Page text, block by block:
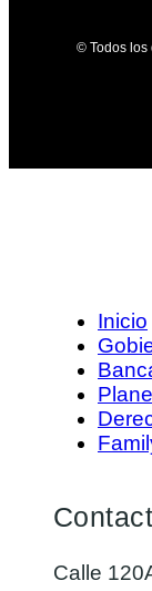
© Todos los
Inicio
Calle